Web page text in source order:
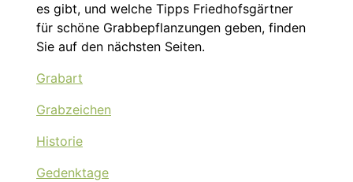
es gibt, und welche Tipps Friedhofsgärtner
für schöne Grabbepflanzungen geben, finden
Sie auf den nächsten Seiten.
Grabart
Grabzeichen
Historie
Gedenktage